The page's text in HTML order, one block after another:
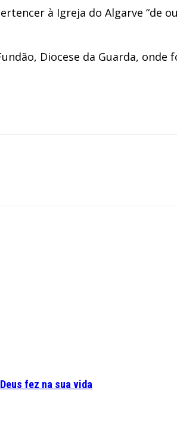
à Igreja do Algarve “de
Diocese da Guarda,
fez na sua vida